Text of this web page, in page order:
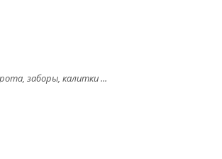
заборы, калитки ...